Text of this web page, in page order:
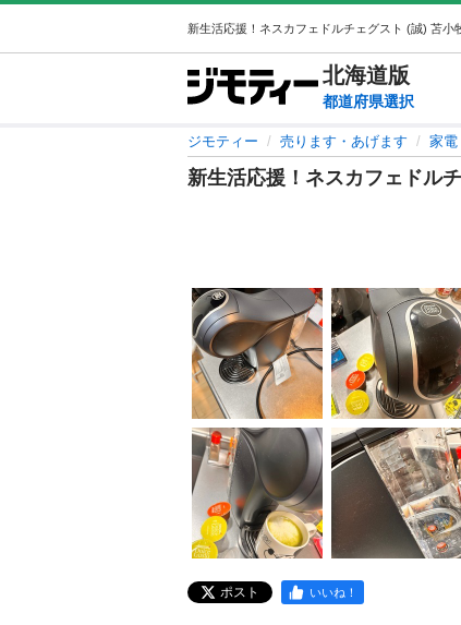
北海道版
都道府県選択
ジモティー 売ります・あげます 家電
新生活応援！ネスカフェドル
ポスト いいね！